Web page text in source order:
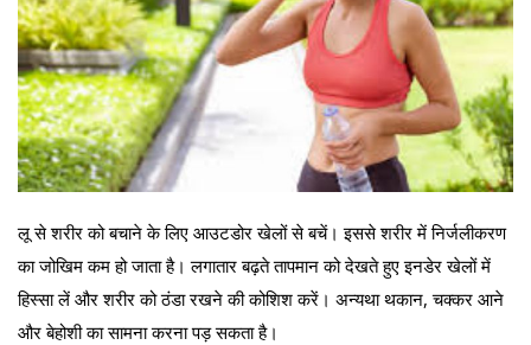
लू से शरीर को बचाने के लिए आउटडोर खेलों से बचें। इससे शरीर में निर्जलीकरण
का जोखिम कम हो जाता है। लगातार बढ़ते तापमान को देखते हुए इनडेर खेलों में
हिस्सा लें और शरीर को ठंडा रखने की कोशिश करें। अन्यथा थकान, चक्कर आने
और बेहोशी का सामना करना पड़ सकता है।